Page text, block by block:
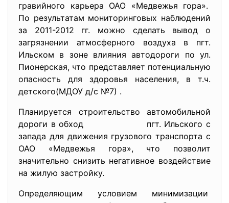
гравийного карьера ОАО «Медвежья гора».
По результатам мониторинговых наблюдений
за 2011-2012 гг. можно сделать вывод о
загрязнении атмосферного воздуха в пгт.
Ильском в зоне влияния автодороги по ул.
Пионерская, что представляет потенциальную
опасность для здоровья населения, в т.ч.
детского(МДОУ д/с №7) .
Планируется строительство автомобильной
дороги в обход пгт. Ильского с
запада для движения грузового транспорта с
ОАО «Медвежья гора», что позволит
значительно снизить негативное воздействие
на жилую застройку.
Определяющим условием минимизации